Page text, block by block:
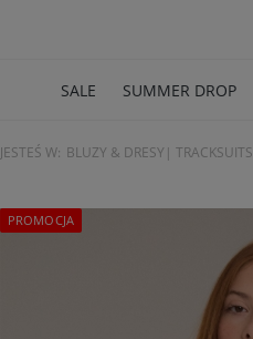
SALE SUMMER DROP
JESTEŚ W: BLUZY & DRESY| TRACKSUITS
PROMOCJA